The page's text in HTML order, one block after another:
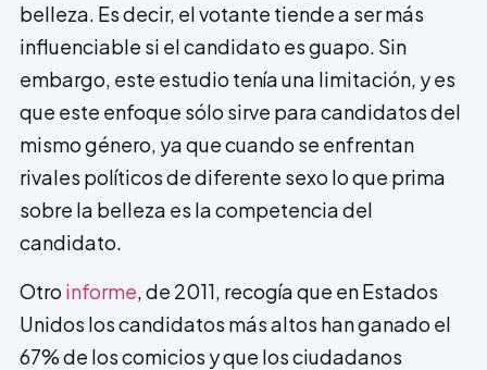
belleza. Es decir, el votante tiende a ser más
influenciable si el candidato es guapo. Sin
embargo, este estudio tenía una limitación, y es
que este enfoque sólo sirve para candidatos del
mismo género, ya que cuando se enfrentan
rivales políticos de diferente sexo lo que prima
sobre la belleza es la competencia del
candidato.
Otro informe, de 2011, recogía que en Estados
Unidos los candidatos más altos han ganado el
67% de los comicios y que los ciudadanos